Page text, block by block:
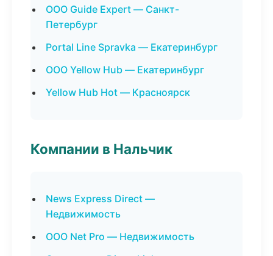
ООО Guide Expert — Санкт-
Петербург
Portal Line Spravka — Екатеринбург
ООО Yellow Hub — Екатеринбург
Yellow Hub Hot — Красноярск
Компании в Нальчик
News Express Direct —
Недвижимость
ООО Net Pro — Недвижимость